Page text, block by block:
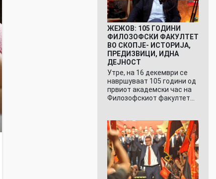
ЖЕЖОВ: 105 ГОДИНИ
ФИЛОЗОФСКИ ФАКУЛТЕТ
ВО СКОПЈЕ- ИСТОРИЈА,
ПРЕДИЗВИЦИ, ИДНА
ДЕЈНОСТ
Утре, на 16 декември се
навршуваат 105 години од
првиот академски час на
Филозофскиот факултет…